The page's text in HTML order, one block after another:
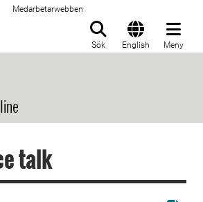
Medarbetarwebben
Sök English Meny
talk